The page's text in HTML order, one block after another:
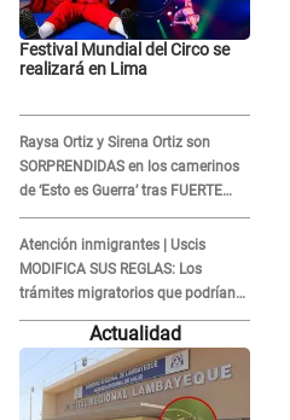
Festival Mundial del Circo se
realizará en Lima
Raysa Ortiz y Sirena Ortiz son
SORPRENDIDAS en los camerinos
de ‘Esto es Guerra’ tras FUERTE
ENFRENTAMIENTO con Gabriel
Moisés: “Gracias”
Atención inmigrantes | Uscis
MODIFICA SUS REGLAS: Los
trámites migratorios que podrían
necesitar tu prueba de ADN
Actualidad